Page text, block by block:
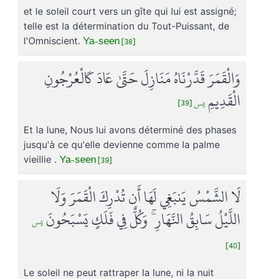
et le soleil court vers un gîte qui lui est assigné;
telle est la détermination du Tout-Puissant, de
l'Omniscient. Ya-seen [38]
وَالْقَمَرَ قَدَّرْنَاهُ مَنَازِلَ حَتَّىٰ عَادَ كَالْعُرْجُونِ
الْقَدِيمِ يس [39]
Et la lune, Nous lui avons déterminé des phases
jusqu'à ce qu'elle devienne comme la palme
vieillie . Ya-seen [39]
لَا الشَّمْسُ يَنبَغِي لَهَا أَن تُدْرِكَ الْقَمَرَ وَلَا
اللَّيْلُ سَابِقُ النَّهَارِ ۚ وَكُلٌّ فِي فَلَكٍ يَسْبَحُونَ يس
[40]
Le soleil ne peut rattraper la lune, ni la nuit